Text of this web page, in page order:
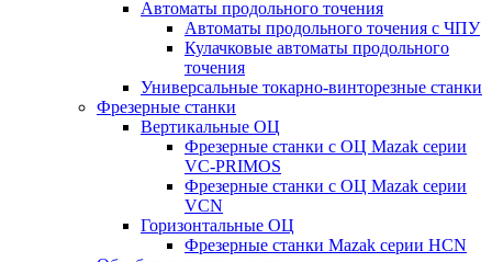
Автоматы продольного точения
Автоматы продольного точения с ЧПУ
Кулачковые автоматы продольного
точения
Универсальные токарно-винторезные станки
Фрезерные станки
Вертикальные ОЦ
Фрезерные станки с ОЦ Mazak серии
VC-PRIMOS
Фрезерные станки с ОЦ Mazak серии
VCN
Горизонтальные ОЦ
Фрезерные станки Mazak серии HCN